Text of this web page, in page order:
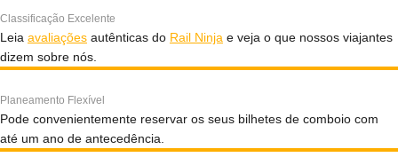
Classificação Excelente
Leia avaliações autênticas do Rail Ninja e veja o que nossos viajantes
dizem sobre nós.
Planeamento Flexível
Pode convenientemente reservar os seus bilhetes de comboio com
até um ano de antecedência.